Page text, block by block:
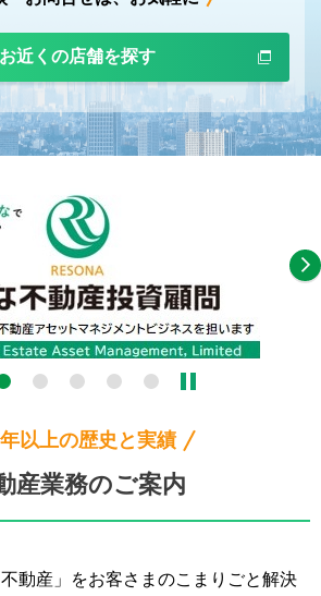
お近くの店舗を探す
以上の歴史と実績
産業務のご案内
動産」をお客さまのこまりごと解決